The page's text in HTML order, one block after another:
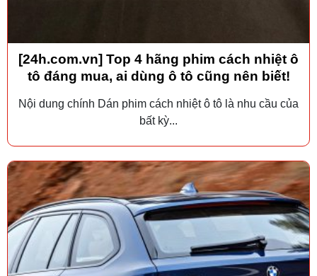
[24h.com.vn] Top 4 hãng phim cách nhiệt ô
tô đáng mua, ai dùng ô tô cũng nên biết!
Nội dung chính Dán phim cách nhiệt ô tô là nhu cầu của
bất kỳ...